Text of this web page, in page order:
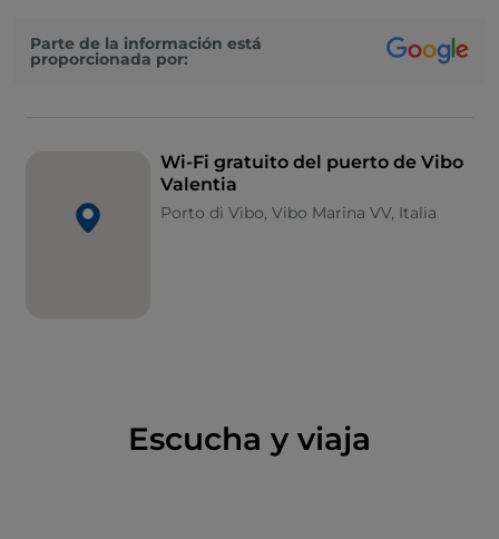
Parte de la información está
proporcionada por:
Wi-Fi gratuito del puerto de Vibo
Valentia
Porto di Vibo, Vibo Marina VV, Italia
Escucha y viaja